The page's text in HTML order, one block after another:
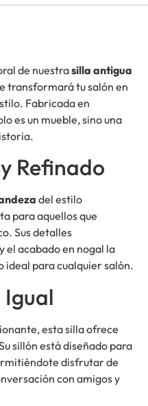
de nuestrasilla antigua
transformará tu salón en
Fabricada en
es un mueble, sino una
Refinado
del estilo
para aquellos que
Sus detalles
el acabado en nogal la
para cualquier salón.
esta silla ofrece
sillón está diseñado para
disfrutar de
con amigos y